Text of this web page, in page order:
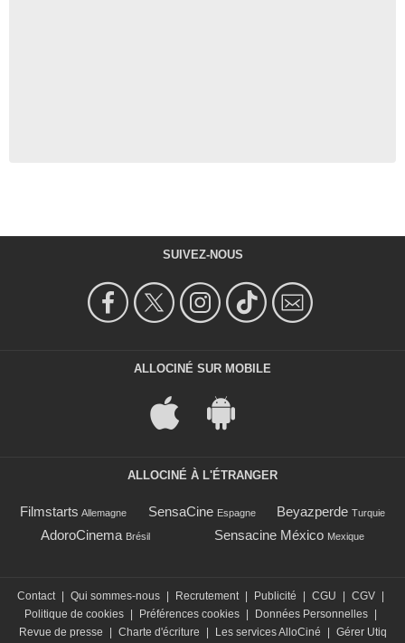
SUIVEZ-NOUS
ALLOCINÉ SUR MOBILE
ALLOCINÉ À L'ÉTRANGER
Filmstarts Allemagne SensaCine Espagne Beyazperde Turquie
AdoroCinema Brésil Sensacine México Mexique
Contact | Qui sommes-nous | Recrutement | Publicité | CGU | CGV |
Politique de cookies | Préférences cookies | Données Personnelles |
Revue de presse
| Charte d'écriture | Les services AlloCiné | Gérer Utiq